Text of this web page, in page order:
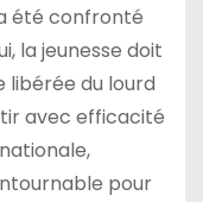
été confronté
la jeunesse doit
libérée du lourd
avec efficacité
pour